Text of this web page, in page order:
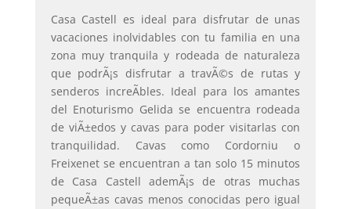
Casa Castell es ideal para disfrutar de unas
vacaciones inolvidables con tu familia en una
zona muy tranquila y rodeada de naturaleza
que podrÃ¡s disfrutar a travÃ©s de rutas y
senderos increÃ­bles. Ideal para los amantes
del Enoturismo Gelida se encuentra rodeada
de viÃ±edos y cavas para poder visitarlas con
tranquilidad. Cavas como Cordorniu o
Freixenet se encuentran a tan solo 15 minutos
de Casa Castell ademÃ¡s de otras muchas
pequeÃ±as cavas menos conocidas pero igual